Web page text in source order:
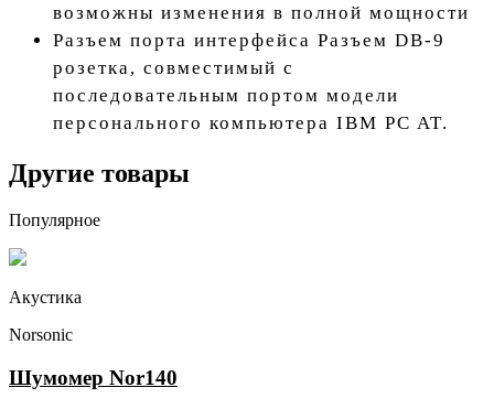
возможны изменения в полной мощности
Разъем порта интерфейса Разъем DB-9
розетка, совместимый с
последовательным портом модели
персонального компьютера IBM PC AT.
Другие товары
Популярное
Акустика
Norsonic
Шумомер Nor140